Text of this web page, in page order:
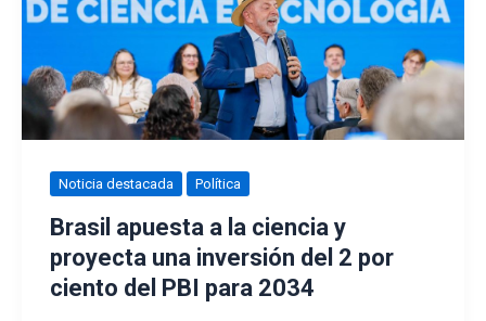
Noticia destacada Política
Brasil apuesta a la ciencia y
proyecta una inversión del 2 por
ciento del PBI para 2034